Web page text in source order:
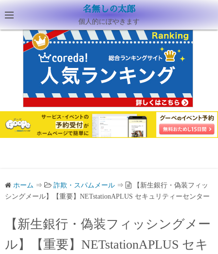
名無しの太郎
個人的にぼやきます
ホーム ⇒ 詐欺・スパムメール ⇒
【新生銀行・偽装フィッ
シングメール】【重要】NETstationAPLUS セキュリティーセンター
【新生銀行・偽装フィッシングメー
ル】【重要】NETstationAPLUS セキ